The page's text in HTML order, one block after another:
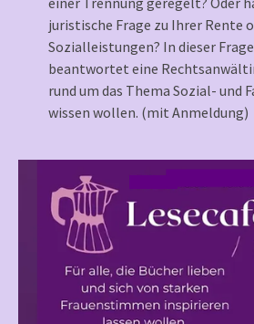
juristische Frage zu Ihrer Rente
Sozialleistungen? In dieser
beantwortet eine
rund um das Thema Sozial- und
wissen wollen. (mit Anmeldung)